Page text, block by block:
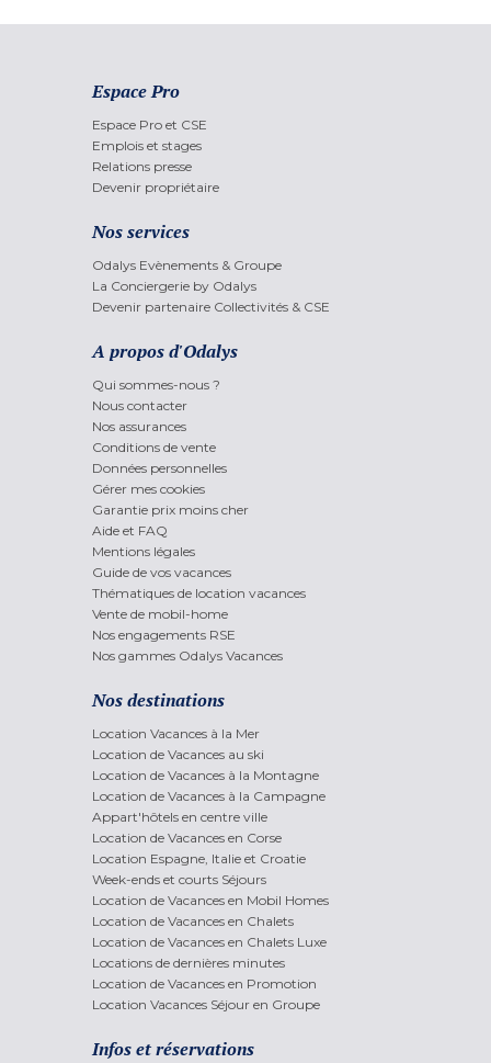
Espace Pro
Espace Pro et CSE
Emplois et stages
Relations presse
Devenir propriétaire
Nos services
Odalys Evènements & Groupe
La Conciergerie by Odalys
Devenir partenaire Collectivités & CSE
A propos d'Odalys
Qui sommes-nous ?
Nous contacter
Nos assurances
Conditions de vente
Données personnelles
Gérer mes cookies
Garantie prix moins cher
Aide et FAQ
Mentions légales
Guide de vos vacances
Thématiques de location vacances
Vente de mobil-home
Nos engagements RSE
Nos gammes Odalys Vacances
Nos destinations
Location Vacances à la Mer
Location de Vacances au ski
Location de Vacances à la Montagne
Location de Vacances à la Campagne
Appart'hôtels en centre ville
Location de Vacances en Corse
Location Espagne, Italie et Croatie
Week-ends et courts Séjours
Location de Vacances en Mobil Homes
Location de Vacances en Chalets
Location de Vacances en Chalets Luxe
Locations de dernières minutes
Location de Vacances en Promotion
Location Vacances Séjour en Groupe
Infos et réservations